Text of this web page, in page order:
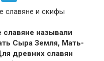
славяне и скифы
называли
Сыра Земля, Мать-
древних славян